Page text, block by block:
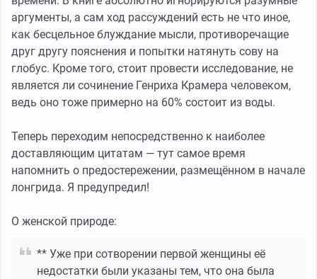
аргументы, а сам ход рассуждений есть не что иное,
как бесцельное блуждание мысли, противоречащие
друг другу пояснения и попытки натянуть сову на
глобус. Кроме того, стоит провести исследование, не
является ли сочинение Генриха Крамера человеком,
ведь оно тоже примерно на 60% состоит из воды.
Теперь переходим непосредственно к наиболее
доставляющим цитатам — тут самое время
напомнить о предостережении, размещённом в начале
лонгрида. Я предупредил!
О женской природе:
** Уже при сотворении первой женщины её
недостатки были указаны тем, что она была